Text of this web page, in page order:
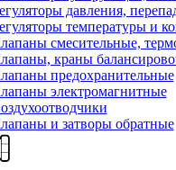
давления,
температуры и
смесительные,
краны
предохранительные
электромагнитные
и затворы обратные